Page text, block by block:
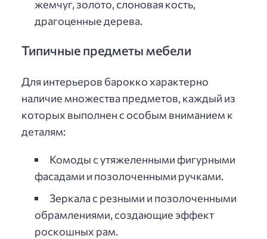
жемчуг, золото, слоновая кость,
драгоценные дерева.
Типичные предметы мебели
Для интерьеров барокко характерно
наличие множества предметов, каждый из
которых выполнен с особым вниманием к
деталям:
Комоды с утяжеленными фигурными
фасадами и позолоченными ручками.
Зеркала с резными и позолоченными
обрамлениями, создающие эффект
роскошных рам.